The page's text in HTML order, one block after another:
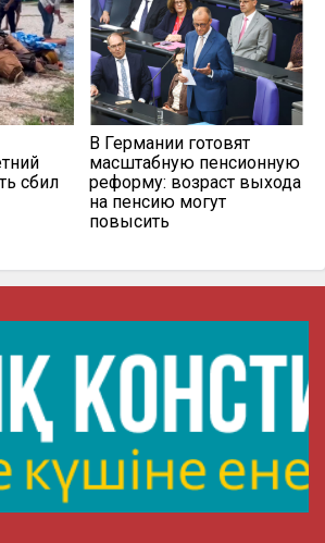
сбил
В Германии готовят
масштабную пенсионную
реформу: возраст выхода
на пенсию могут
повысить